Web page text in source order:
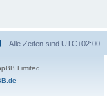
Alle Zeiten sind UTC+02:00
Limited